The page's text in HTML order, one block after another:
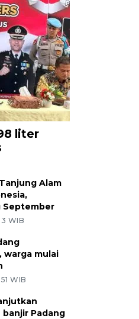
liter
Alam
September
WIB
warga mulai
WIB
banjir Padang